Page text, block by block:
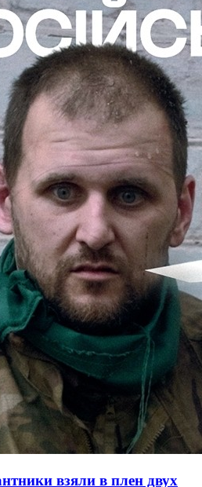
взяли в плен двух